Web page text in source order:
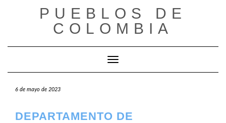
PUEBLOS DE
COLOMBIA
Cambiar modo de navegación
6 de mayo de 2023
DEPARTAMENTO DE